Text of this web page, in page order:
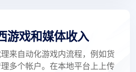
游戏和媒体收入
来自动化游戏内流程，例如货
多个帐户。在本地平台上上传